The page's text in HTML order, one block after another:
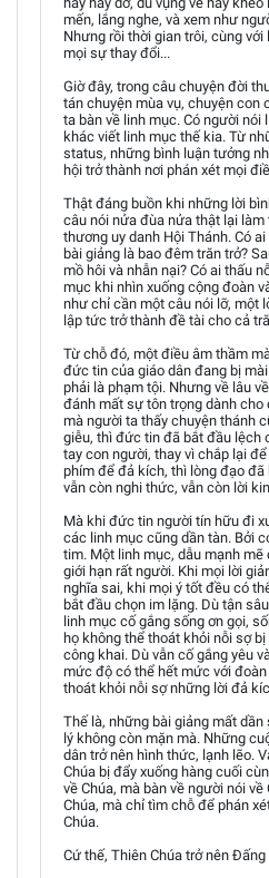
mến, lắng nghe, và xem như
Nhưng rồi thời gian trôi, cùng
mọi sự thay đổi...
Giờ đây, trong câu chuyện đời
tán chuyện mùa vụ, chuyện con
ta bàn về linh mục. Có người nói
khác viết linh mục thế kia. Từ
status, những bình luận tưởng
hội trở thành nơi phán xét mọi
Thật đáng buồn khi những lời
câu nói nửa đùa nửa thật lại
thương uy danh Hội Thánh. Có
bài giảng là bao đêm trăn trở?
mồ hôi và nhẫn nại? Có ai thấu
mục khi nhìn xuống cộng đoàn
như chỉ cần một câu nói lỡ, một
lập tức trở thành đề tài cho cả
Từ chỗ đó, một điều âm thầm
đức tin của giáo dân đang bị
phải là phạm tội. Nhưng về lâu
đánh mất sự tôn trọng dành cho
mà người ta thấy chuyện thánh
giễu, thì đức tin đã bắt đầu lệch
tay con người, thay vì chắp lại
phím để đả kích, thì lòng đạo đã
vẫn còn nghi thức, vẫn còn lời
Mà khi đức tin người tín hữu đi
các linh mục cũng dần tàn. Bởi
tim. Một linh mục, dẫu mạnh
giới hạn rất người. Khi mọi lời
nghĩa sai, khi mọi ý tốt đều có
bắt đầu chọn im lặng. Dù tận
linh mục cố gắng sống ơn gọi,
họ không thể thoát khỏi nỗi sợ
công khai. Dù vẫn cố gắng yêu
mức độ có thể hết mức với
thoát khỏi nỗi sợ những lời đả
Thế là, những bài giảng mất
lý không còn mặn mà. Những
dân trở nên hình thức, lạnh lẽo.
Chúa bị đẩy xuống hàng cuối
về Chúa, mà bàn về người nói
Chúa, mà chỉ tìm chỗ để phán
Chúa.
Cứ thế, Thiên Chúa trở nên